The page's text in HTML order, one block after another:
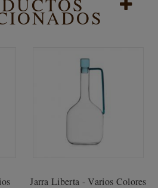
Jarra Liberta - Varios Colores